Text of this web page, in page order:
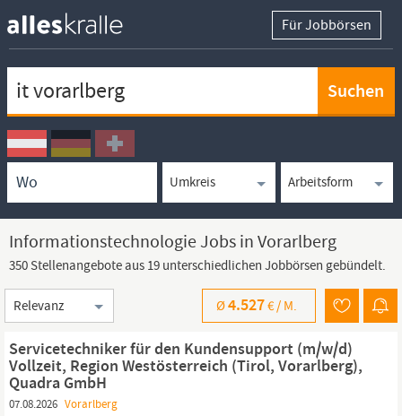
Für Jobbörsen
Ortssuche
Umkreissuche
Arbeitsform
Informationstechnologie Jobs in Vorarlberg
350 Stellenangebote aus 19 unterschiedlichen Jobbörsen gebündelt.
Sortierung
Ø4.527€ / M.
Servicetechniker für den Kundensupport (m/w/d)
Vollzeit, Region Westösterreich (Tirol, Vorarlberg),
Quadra GmbH
07.08.2026 Vorarlberg